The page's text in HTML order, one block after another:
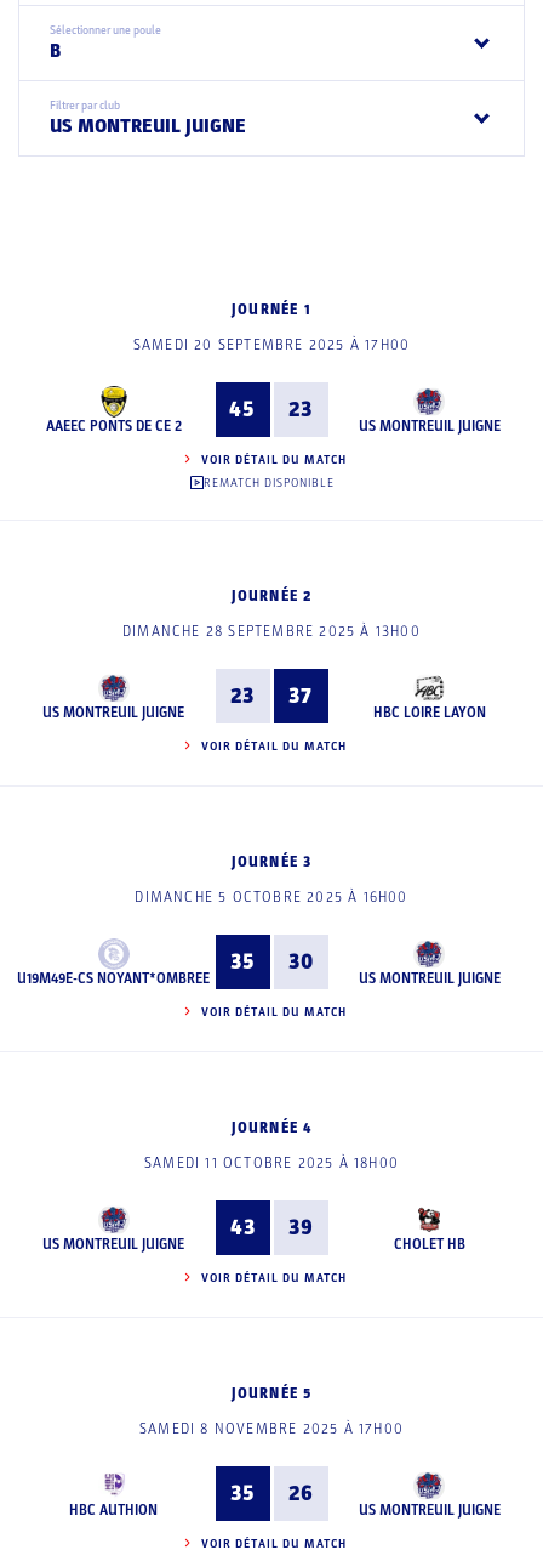
Sélectionner une poule
B
Filtrer par club
US MONTREUIL JUIGNE
JOURNÉE 1
SAMEDI 20 SEPTEMBRE 2025 À 17H00
AAEEC PONTS DE CE 2
45 23
US MONTREUIL JUIGNE
VOIR DÉTAIL DU MATCH
REMATCH DISPONIBLE
JOURNÉE 2
DIMANCHE 28 SEPTEMBRE 2025 À 13H00
US MONTREUIL JUIGNE
23 37
HBC LOIRE LAYON
VOIR DÉTAIL DU MATCH
JOURNÉE 3
DIMANCHE 5 OCTOBRE 2025 À 16H00
U19M49E-CS NOYANT*OMBREE
35 30
US MONTREUIL JUIGNE
VOIR DÉTAIL DU MATCH
JOURNÉE 4
SAMEDI 11 OCTOBRE 2025 À 18H00
US MONTREUIL JUIGNE
43 39
CHOLET HB
VOIR DÉTAIL DU MATCH
JOURNÉE 5
SAMEDI 8 NOVEMBRE 2025 À 17H00
HBC AUTHION
35 26
US MONTREUIL JUIGNE
VOIR DÉTAIL DU MATCH